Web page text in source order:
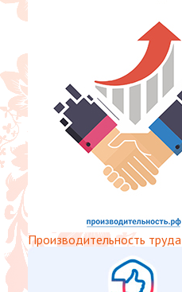
Производительность труда